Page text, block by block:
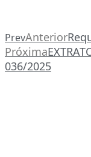
PrevAnterior
Próxima
036/2025